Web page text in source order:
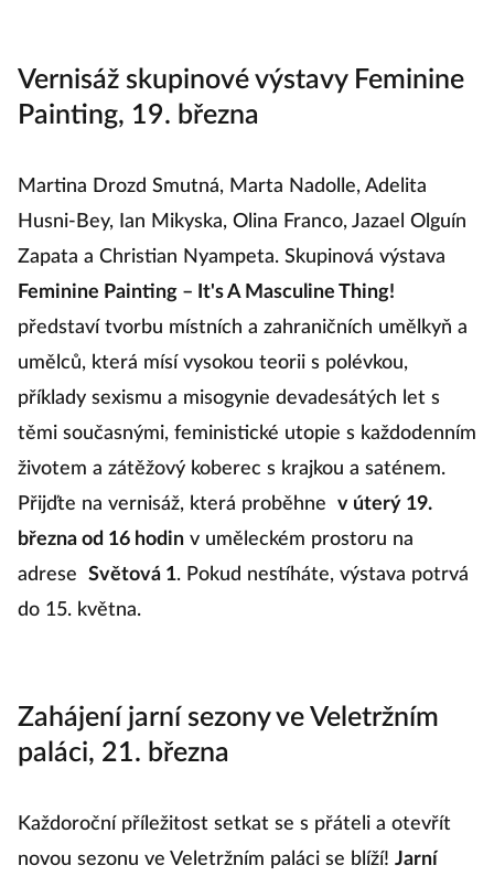
Vernisáž skupinové výstavy Feminine
Painting, 19. března
Martina Drozd Smutná, Marta Nadolle, Adelita
Husni-Bey, Ian Mikyska, Olina Franco, Jazael Olguín
Zapata a Christian Nyampeta. Skupinová výstava
Feminine Painting – It's A Masculine Thing!
představí tvorbu místních a zahraničních umělkyň a
umělců, která mísí vysokou teorii s polévkou,
příklady sexismu a misogynie devadesátých let s
těmi současnými, feministické utopie s každodenním
životem a zátěžový koberec s krajkou a saténem.
Přijďte na vernisáž, která proběhne
v úterý 19.
března od 16 hodin v uměleckém prostoru na
adrese
Světová 1. Pokud nestíháte, výstava potrvá
do 15. května.
Zahájení jarní sezony ve Veletržním
paláci, 21. března
Každoroční příležitost setkat se s přáteli a otevřít
novou sezonu ve Veletržním paláci se blíží! Jarní